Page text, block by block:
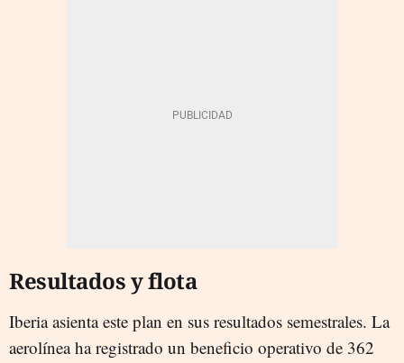
Resultados y flota
Iberia asienta este plan en sus resultados semestrales. La
aerolínea ha registrado un beneficio operativo de 362